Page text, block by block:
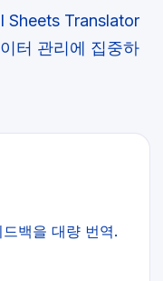
Sheets Translator
터 관리에 집중하
백을 대량 번역.